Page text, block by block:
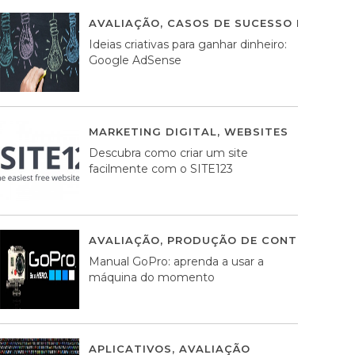
AVALIAÇÃO, CASOS DE SUCESSO DE
Ideias criativas para ganhar dinheiro:
Google AdSense
MARKETING DIGITAL, WEBSITES
Descubra como criar um site
facilmente com o SITE123
AVALIAÇÃO, PRODUÇÃO DE CONTEÚDOS
Manual GoPro: aprenda a usar a
máquina do momento
APLICATIVOS, AVALIAÇÃO